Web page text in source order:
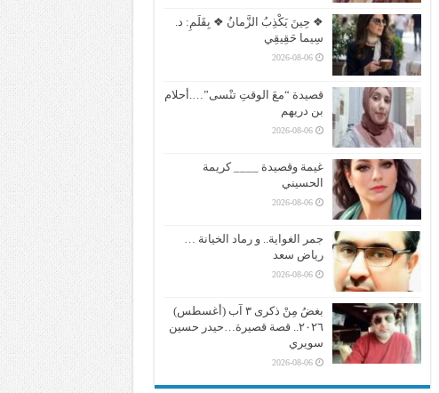
❖ حِينَ يَكْذِبُ الزَّمانُ ❖ بِقَلَمِ: د.
سِيما حَقِيقِي
2026-08-06
قصيدة “معَ الوقتِ تنْسى”….أحلام
بن دريهم
2026-08-06
غيمة وقصيدة ____ كريمة
الحسيني
2026-08-06
جمر الغواية.. و رماد الخيانة …
رياض سعد
2026-08-06
بغضُ مِنْ ذكرى ٣ آب (أغسطس)
٢٠٢٦.. قصة قصيرة…حيدر حسين
سويري
2026-08-06